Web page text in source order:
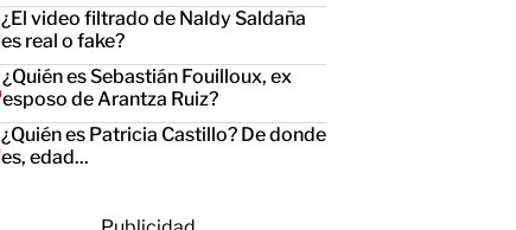
¿El video filtrado de Naldy Saldaña
es real o fake?
¿Quién es Sebastián Fouilloux, ex
esposo de Arantza Ruiz?
¿Quién es Patricia Castillo? De donde
es, edad...